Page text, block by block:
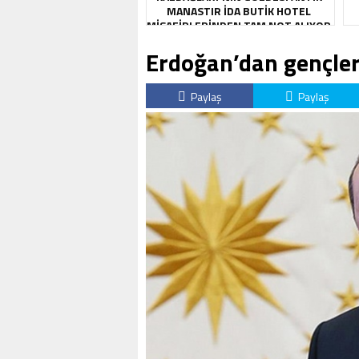
MANASTIR İDA BUTIK HOTEL
MISAFIRLERINDEN TAM NOT ALIYOR
Erdoğan’dan
Paylaş Paylaş